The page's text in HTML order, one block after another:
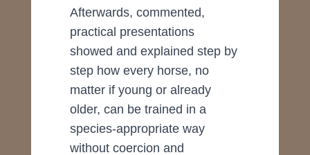
Afterwards, commented,
practical presentations
showed and explained step by
step how every horse, no
matter if young or already
older, can be trained in a
species-appropriate way
without coercion and